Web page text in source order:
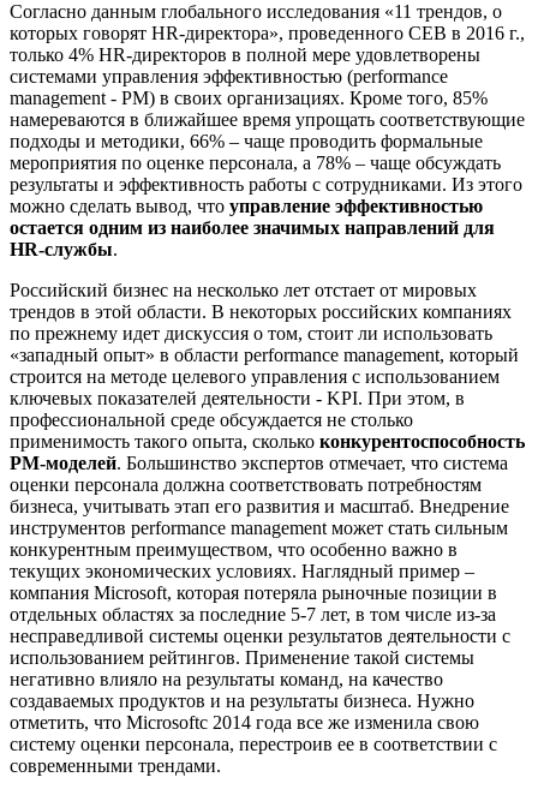
Согласно данным глобального исследования «11 трендов, о
которых говорят HR-директора», проведенного CEB в 2016 г.,
только 4% HR-директоров в полной мере удовлетворены
системами управления эффективностью (performance
management - PM) в своих организациях. Кроме того, 85%
намереваются в ближайшее время упрощать соответствующие
подходы и методики, 66% – чаще проводить формальные
мероприятия по оценке персонала, а 78% – чаще обсуждать
результаты и эффективность работы с сотрудниками. Из этого
можно сделать вывод, что управление эффективностью
остается одним из наиболее значимых направлений для
HR-службы.
Российский бизнес на несколько лет отстает от мировых
трендов в этой области. В некоторых российских компаниях
по прежнему идет дискуссия о том, стоит ли использовать
«западный опыт» в области performance management, который
строится на методе целевого управления с использованием
ключевых показателей деятельности - KPI. При этом, в
профессиональной среде обсуждается не столько
применимость такого опыта, сколько конкурентоспособность
PM-моделей. Большинство экспертов отмечает, что система
оценки персонала должна соответствовать потребностям
бизнеса, учитывать этап его развития и масштаб. Внедрение
инструментов performance management может стать сильным
конкурентным преимуществом, что особенно важно в
текущих экономических условиях. Наглядный пример –
компания Microsoft, которая потеряла рыночные позиции в
отдельных областях за последние 5-7 лет, в том числе из-за
несправедливой системы оценки результатов деятельности с
использованием рейтингов. Применение такой системы
негативно влияло на результаты команд, на качество
создаваемых продуктов и на результаты бизнеса. Нужно
отметить, что Microsoftс 2014 года все же изменила свою
систему оценки персонала, перестроив ее в соответствии с
современными трендами.